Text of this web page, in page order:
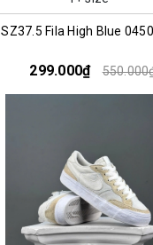
SZ37.5 Fila High Blue
299.000₫